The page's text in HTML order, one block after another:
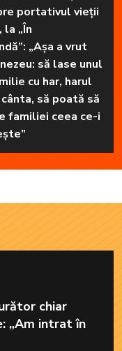
portativul vieții
la „În
„Așa a vrut
să lase unul
cu har, harul
să poată să
familiei ceea ce-i
chiar
„Am intrat în